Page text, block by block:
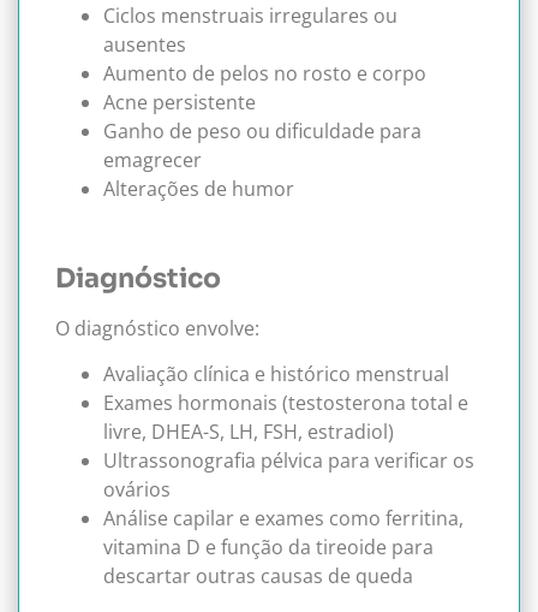
Ciclos menstruais irregulares ou
ausentes
Aumento de pelos no rosto e corpo
Acne persistente
Ganho de peso ou dificuldade para
emagrecer
Alterações de humor
Diagnóstico
O diagnóstico envolve:
Avaliação clínica e histórico menstrual
Exames hormonais (testosterona total e
livre, DHEA-S, LH, FSH, estradiol)
Ultrassonografia pélvica para verificar os
ovários
Análise capilar e exames como ferritina,
vitamina D e função da tireoide para
descartar outras causas de queda